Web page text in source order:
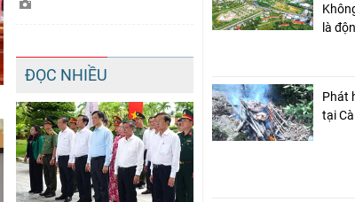
ĐỌC NHIỀU
là
Phát
tại